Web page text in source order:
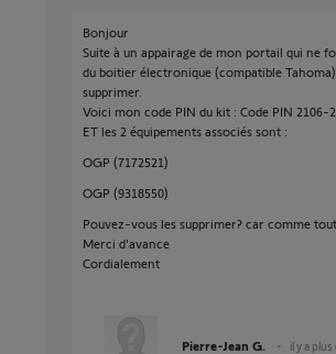
Bonjour
Suite à un appairage de mon portail qui ne
du boitier électronique (compatible
supprimer.
Voici mon code PIN du kit : Code PIN 2106-
ET les 2 équipements associés sont :
OGP (7172521)
OGP (9318550)
Pouvez-vous les supprimer? car comme
Merci d'avance
Cordialement
Pierre-Jean G. il y a plus